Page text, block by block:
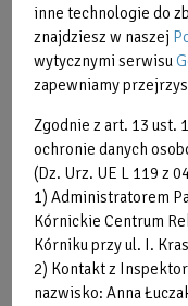
Zabiegi
Fizykoterapia
inne technologie do
znajdziesz w naszej
wytycznymi serwisu
zapewniamy
Zgodnie z art. 13 ust.
ochronie danych
(Dz. Urz. UE L 119 z
1) Administratorem
Kórnickie Centrum
Kórniku przy ul. I.
2) Kontakt z
nazwisko: Anna